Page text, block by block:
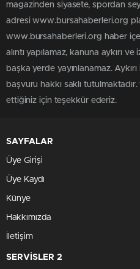
magazinden siyasete, spordan
adresi www.bursahaberleri.org
www.bursahaberleri.org haber
alıntı yapılamaz, kanuna aykırı
başka yerde yayınlanamaz.
başvuru hakkı saklı
ettiğiniz için teşekkür ederiz.
SAYFALAR
Üye Girişi
Üye Kaydı
Künye
Hakkımızda
İletişim
SERVİSLER 2